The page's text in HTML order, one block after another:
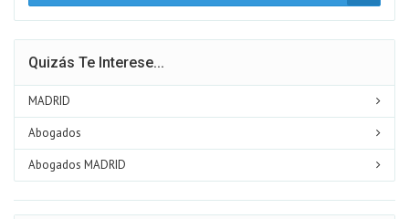
Quizás Te Interese...
MADRID
Abogados
Abogados MADRID